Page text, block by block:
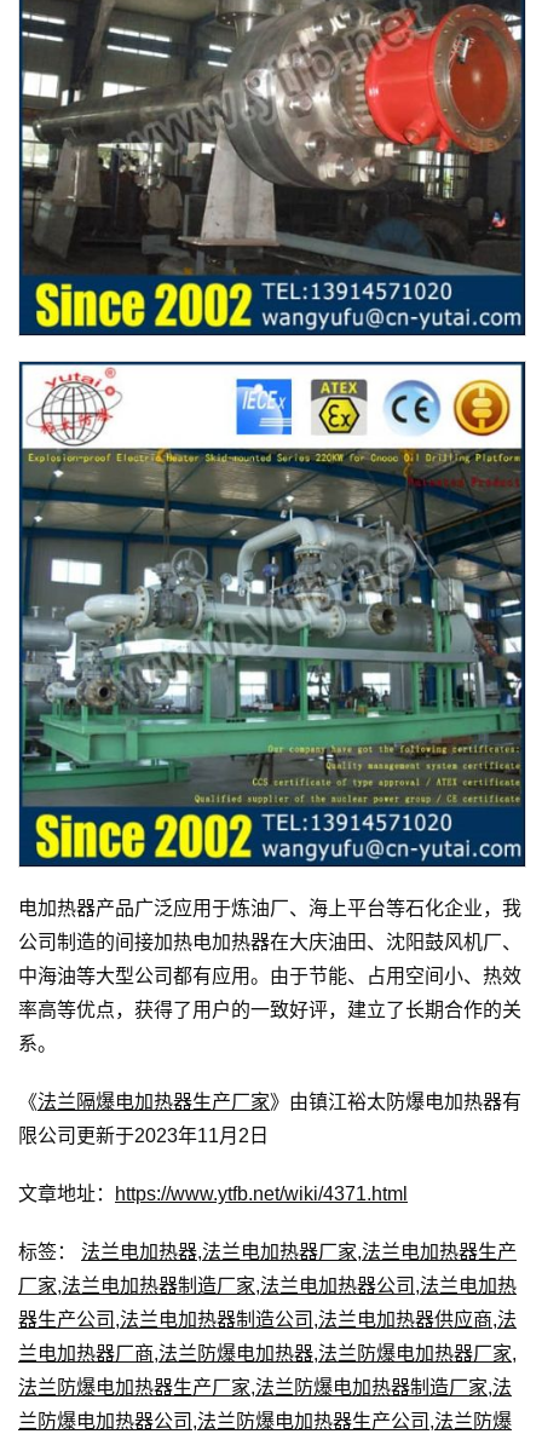
电加热器产品广泛应用于炼油厂、海上平台等石化企业，我
公司制造的间接加热电加热器在大庆油田、沈阳鼓风机厂、
中海油等大型公司都有应用。由于节能、占用空间小、热效
率高等优点，获得了用户的一致好评，建立了长期合作的关
系。
《法兰隔爆电加热器生产厂家》由镇江裕太防爆电加热器有
限公司更新于2023年11月2日
文章地址： https://www.ytfb.net/wiki/4371.html
标签： 法兰电加热器,法兰电加热器厂家,法兰电加热器生产
厂家,法兰电加热器制造厂家,法兰电加热器公司 ,法兰电加热
器生产公司 ,法兰电加热器制造公司 ,法兰电加热器供应商,法
兰电加热器厂商,法兰防爆电加热器,法兰防爆电加热器厂家,
法兰防爆电加热器生产厂家,法兰防爆电加热器制造厂家,法
兰防爆电加热器公司 ,法兰防爆电加热器生产公司 ,法兰防爆